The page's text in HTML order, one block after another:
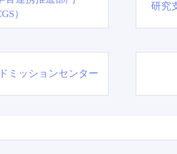
）
研究
ミッションセンター